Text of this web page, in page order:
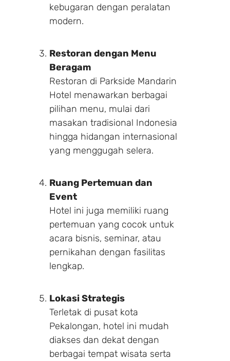
kebugaran dengan peralatan
modern.
Restoran dengan Menu
Beragam
Restoran di Parkside Mandarin
Hotel menawarkan berbagai
pilihan menu, mulai dari
masakan tradisional Indonesia
hingga hidangan internasional
yang menggugah selera.
Ruang Pertemuan dan
Event
Hotel ini juga memiliki ruang
pertemuan yang cocok untuk
acara bisnis, seminar, atau
pernikahan dengan fasilitas
lengkap.
Lokasi Strategis
Terletak di pusat kota
Pekalongan, hotel ini mudah
diakses dan dekat dengan
berbagai tempat wisata serta